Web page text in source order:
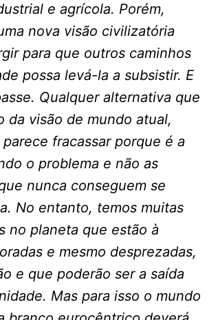
e agrícola. Porém,
nova visão civilizatória
para que outros caminhos
possa levá-la a subsistir. E
Qualquer alternativa que
da visão de mundo atual,
fracassar porque é a
o problema e não as
nunca conseguem se
No entanto, temos muitas
no planeta que estão à
e mesmo desprezadas,
e que poderão ser a saída
Mas para isso o mundo